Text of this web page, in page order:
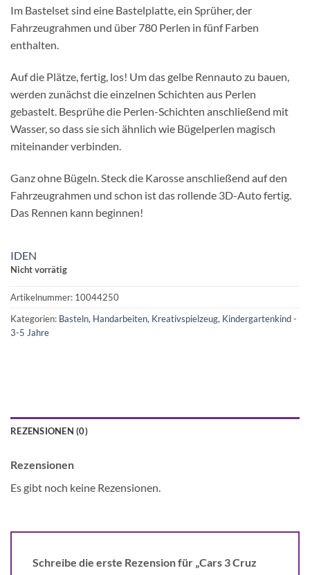
Im Bastelset sind eine Bastelplatte, ein Sprüher, der
Fahrzeugrahmen und über 780 Perlen in fünf Farben
enthalten.
Auf die Plätze, fertig, los! Um das gelbe Rennauto zu bauen,
werden zunächst die einzelnen Schichten aus Perlen
gebastelt. Besprühe die Perlen-Schichten anschließend mit
Wasser, so dass sie sich ähnlich wie Bügelperlen magisch
miteinander verbinden.
Ganz ohne Bügeln. Steck die Karosse anschließend auf den
Fahrzeugrahmen und schon ist das rollende 3D-Auto fertig.
Das Rennen kann beginnen!
IDEN
Nicht vorrätig
Artikelnummer: 10044250
Kategorien: Basteln, Handarbeiten, Kreativspielzeug, Kindergartenkind -
3-5 Jahre
REZENSIONEN (0)
Rezensionen
Es gibt noch keine Rezensionen.
Schreibe die erste Rezension für „Cars 3 Cruz